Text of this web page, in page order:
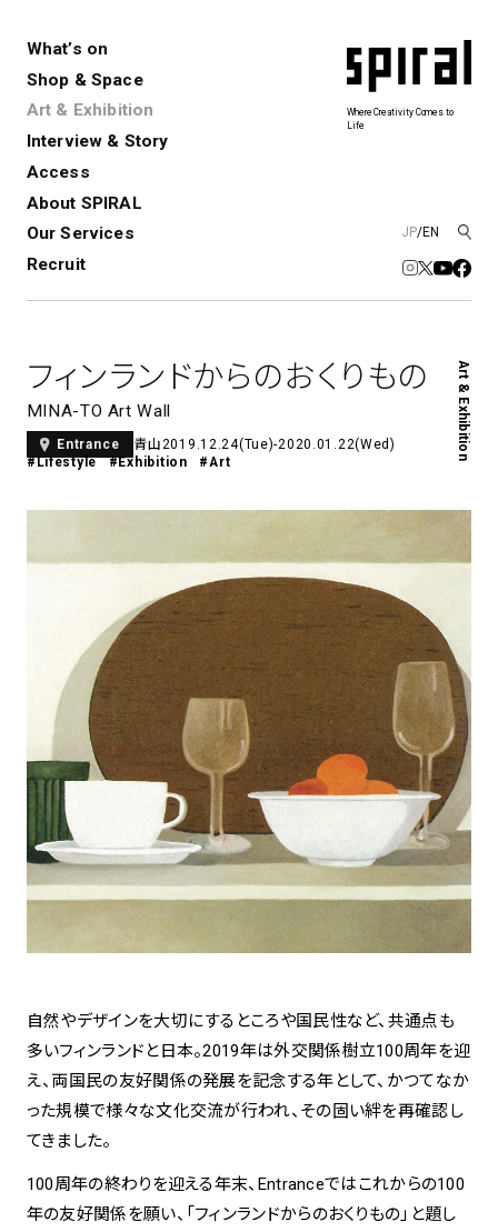
What’s on
Shop & Space
Art & Exhibition
Interview & Story
Access
About SPIRAL
Our Services
Recruit
JP/EN
Where Creativity Comes to
Life
Spiral
Spiral Market6
KITTE丸の内
⼆⼦⽟川 Dogwood Plaza
横浜赤レンガ倉庫
ルクア⼤阪
Spiral Hall
Nail Salon
Spiral Nail Salon 青山
Spiral Nail Salon NEWoMan
⾼輪
naila 横浜ランドマーク
naila 大宮そごう
Café 3
Spiral Café 青山
Spiral Garden 福岡ワンビル
CAFE AALTO 新丸ビル
Store
グランスタ東京店
spiral art gallery 名古屋
松坂屋
MoN Park Cafe by Spiral
Exhibition
展覧会やイベント
演劇やダンス、ライブ公演、イベント
Art Projects
とした公募展形式のアートフェスティ
スパイラルが推進するエデュケーシ
ョンプログラム
Spiral Print Collection
スパイラルが提案するオリジナルプ
リント作品
SPIRALのご紹介
Spiral Annual Report プレスリリース
お問い合わせ
レンタルスペース
コンサルティング 商品開発
新卒採用
アルバイト・その他
フィンランドからのおくりもの
MINA-TO Art Wall
Entrance 青山 2019.12.24(Tue)-2020.01.22(Wed)
#Lifestyle
#Exhibition #Art
Art & Exhibition
自然やデザインを大切にするところや国民性など、共通点も
多いフィンランドと日本。2019年は外交関係樹立100周年を迎
え、両国民の友好関係の発展を記念する年として、かつてなか
った規模で様々な文化交流が行われ、その固い絆を再確認し
てきました。
100周年の終わりを迎える年末、Entranceではこれからの100
年の友好関係を願い、「フィンランドからのおくりもの」と題し